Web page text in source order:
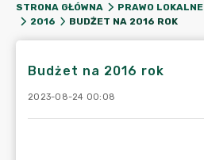
STRONA GŁÓWNA PRAWO LOKALNE
2016
BUDŻET NA 2016 ROK
Budżet na 2016 rok
2023-08-24 00:08